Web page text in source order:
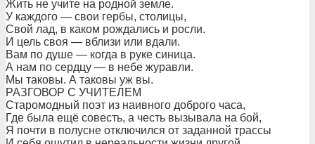
Жить не учите на родной земле.
У каждого — свои гербы, столицы,
Свой лад, в каком рождались и росли.
И цель своя — вблизи или вдали.
Вам по душе — когда в руке синица.
А нам по сердцу — в небе журавли.
Мы таковы. А таковы уж вы.
РАЗГОВОР С УЧИТЕЛЕМ
Старомодный поэт из наивного доброго часа,
Где была ещё совесть, а честь вызывала на бой,
Я почти в полусне отключился от заданной трассы